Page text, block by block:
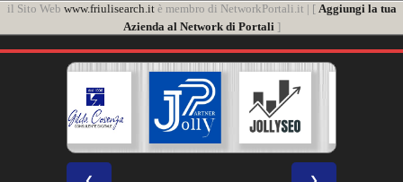
il Sito Web www.friulisearch.itè membro di NetworkPortali.it | [ Aggiungi la tua
Azienda al Network di Portali]